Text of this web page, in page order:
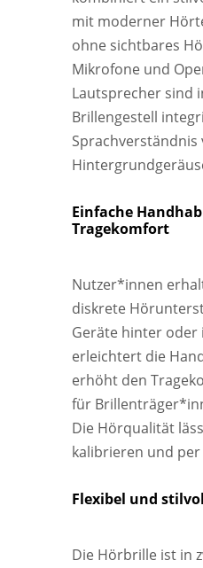
mit moderner
ohne sichtbares
Mikrofone und
Lautsprecher sind
Brillengestell
Einfache
Tragekomfort
Nutzer*innen
diskrete
Geräte hinter oder
erleichtert die
erhöht den
für
Die Hörqualität
kalibrieren und per
Flexibel und
Die Hörbrille ist in